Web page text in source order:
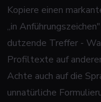
Kopiere einen
„in
dutzende Treffer -
Profiltexte auf
Achte auch auf die
unnatürliche